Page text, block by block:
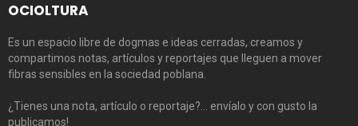
OCIOLTURA
Es un espacio libre de dogmas e ideas cerradas, creamos y
compartimos notas, artículos y reportajes que lleguen a mover
fibras sensibles en la sociedad poblana.
¿Tienes una nota, artículo o reportaje?… envíalo y con gusto la
publicamos!